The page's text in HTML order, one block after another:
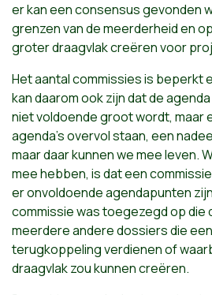
er kan een consensus gevonden
grenzen van de meerderheid en
groter draagvlak creëren voor
Het aantal commissies is beperkt
kan daarom ook zijn dat de
niet voldoende groot wordt, maar
agenda's overvol staan, een
maar daar kunnen we mee leven.
mee hebben, is dat een
er onvoldoende agendapunten
commissie was toegezegd op die
meerdere andere dossiers die
terugkoppeling verdienen of
draagvlak zou kunnen creëren.